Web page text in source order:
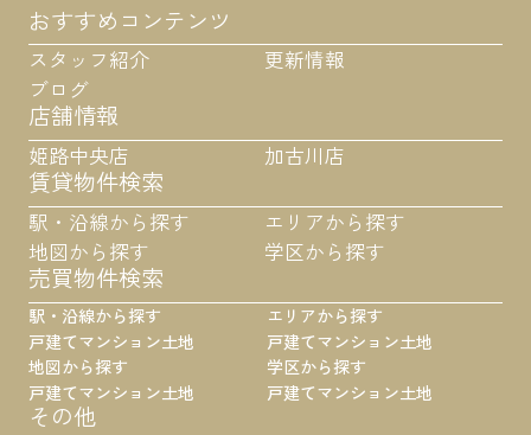
おすすめコンテンツ
スタッフ紹介
更新情報
ブログ
店舗情報
姫路中央店 加古川店
賃貸物件検索
駅・沿線から探す
エリアから探す
地図から探す
学区から探す
売買物件検索
駅・沿線から探す
戸建てマンション土地
地図から探す
戸建てマンション土地
エリアから探す
戸建てマンション土地
学区から探す
戸建てマンション土地
その他